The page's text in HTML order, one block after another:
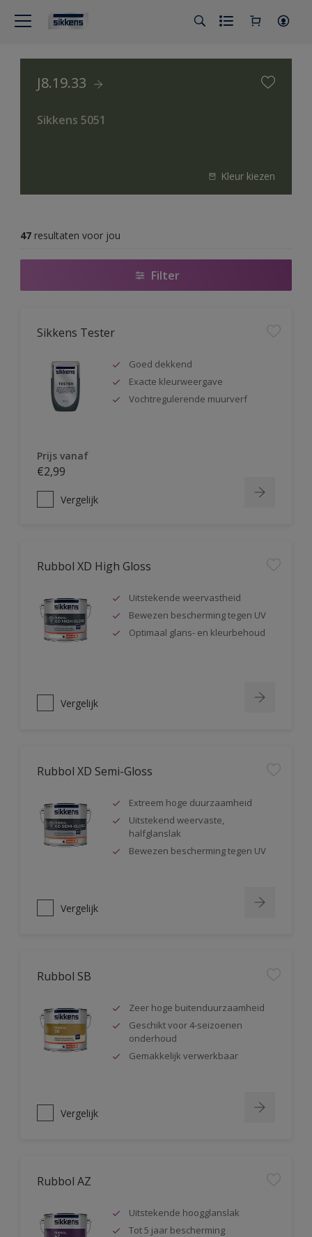
J8.19.33
Sikkens 5051
Kleur kiezen
47 resultaten voor jou
Filter
Sikkens Tester
Goed dekkend
Exacte kleurweergave
Vochtregulerende muurverf
Prijs vanaf
€2,99
Vergelijk
Rubbol XD High Gloss
Uitstekende weervastheid
Bewezen bescherming tegen UV
Optimaal glans- en kleurbehoud
Vergelijk
Rubbol XD Semi-Gloss
Extreem hoge duurzaamheid
Uitstekend weervaste,
halfglanslak
Bewezen bescherming tegen UV
Vergelijk
Rubbol SB
Zeer hoge buitenduurzaamheid
Geschikt voor 4-seizoenen
onderhoud
Gemakkelijk verwerkbaar
Vergelijk
Rubbol AZ
Uitstekende hoogglanslak
Tot 5 jaar bescherming